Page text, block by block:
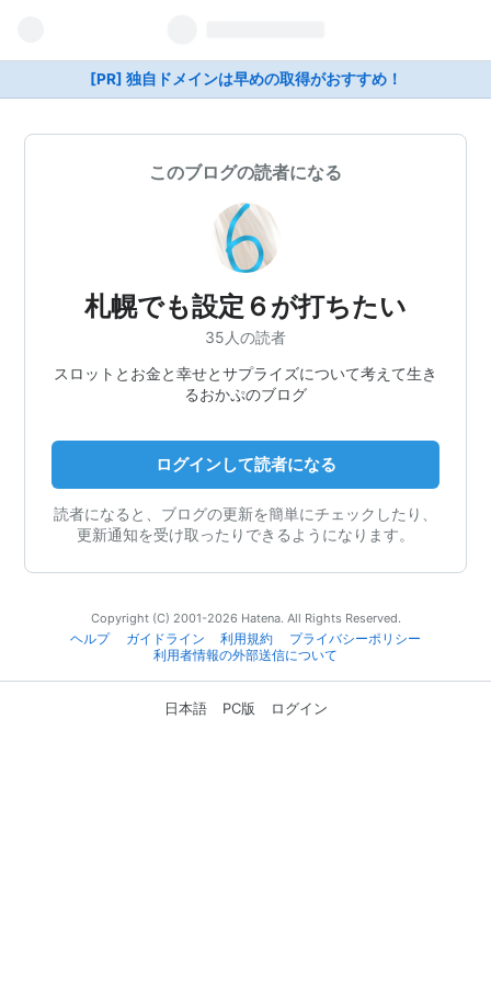
[PR] 独自ドメインは早めの取得がおすすめ！
このブログの読者になる
札幌でも設定６が打ちたい
35人の読者
スロットとお金と幸せとサプライズについて考えて生き
るおかぷのブログ
ログインして読者になる
読者になると、ブログの更新を簡単にチェックしたり、
更新通知を受け取ったりできるようになります。
Copyright (C) 2001-2026 Hatena. All Rights Reserved.
ヘルプ
ガイドライン 利用規約
プライバシーポリシー
利用者情報の外部送信について
日本語 PC版 ログイン